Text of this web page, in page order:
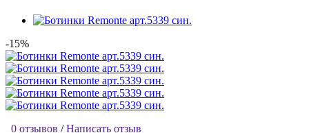
-15%
0 отзывов / Написать отзыв